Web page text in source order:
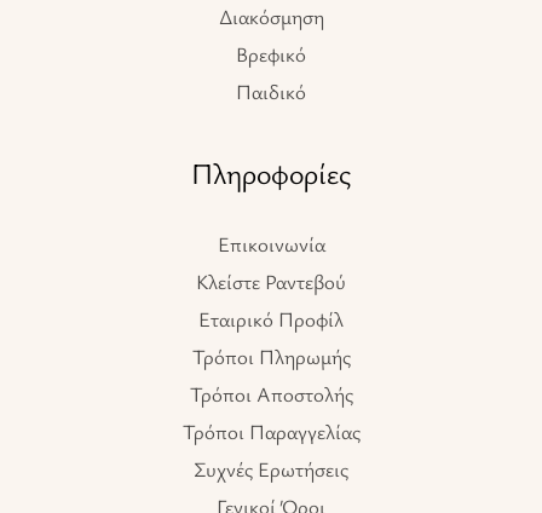
Διακόσμηση
Βρεφικό
Παιδικό
Πληροφορίες
Επικοινωνία
Κλείστε Ραντεβού
Εταιρικό Προφίλ
Τρόποι Πληρωμής
Τρόποι Αποστολής
Τρόποι Παραγγελίας
Συχνές Ερωτήσεις
Γενικοί Όροι